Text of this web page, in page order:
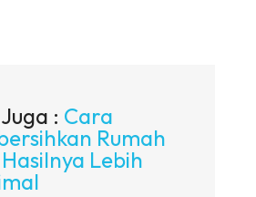
: Cara
Rumah
Lebih